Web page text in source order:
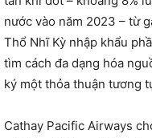
nước vào năm 2023 – từ
Thổ Nhĩ Kỳ nhập khẩu
tìm cách đa dạng hóa
ký một thỏa thuận tương
Cathay Pacific Airways